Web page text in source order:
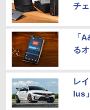
チェ
「
る
レ
lus